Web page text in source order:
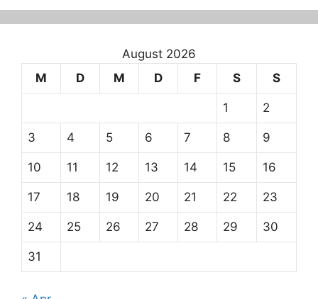
August 2026
M
D M D F S S
1 2
3 4 5 6 7 8 9
10 11 12 13 14 15 16
17 18 19 20 21 22 23
24 25 26 27 28 29 30
31